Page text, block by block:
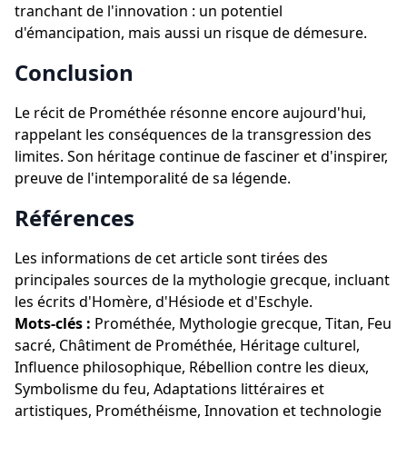
tranchant de l'innovation : un potentiel
d'émancipation, mais aussi un risque de démesure.
Conclusion
Le récit de Prométhée résonne encore aujourd'hui,
rappelant les conséquences de la transgression des
limites. Son héritage continue de fasciner et d'inspirer,
preuve de l'intemporalité de sa légende.
Références
Les informations de cet article sont tirées des
principales sources de la mythologie grecque, incluant
les écrits d'Homère, d'Hésiode et d'Eschyle.
Mots-clés : Prométhée, Mythologie grecque, Titan, Feu
sacré, Châtiment de Prométhée, Héritage culturel,
Influence philosophique, Rébellion contre les dieux,
Symbolisme du feu, Adaptations littéraires et
artistiques, Prométhéisme, Innovation et technologie